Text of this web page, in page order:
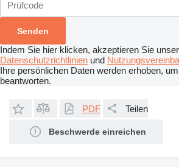
Indem Sie hier klicken, akzeptieren Sie
Datenschutzrichtlinien und
Ihre persönlichen Daten werden erhoben,
beantworten.
PDF Teilen
Beschwerde einreichen